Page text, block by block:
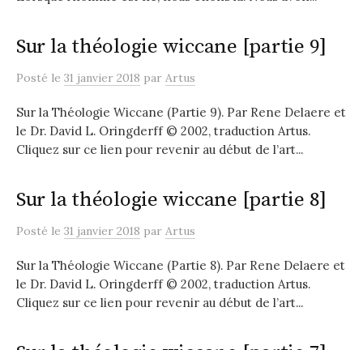
Sur la théologie wiccane [partie 9]
Posté le 31 janvier 2018 par Artus
Sur la Théologie Wiccane (Partie 9). Par Rene Delaere et
le Dr. David L. Oringderff © 2002, traduction Artus.
Cliquez sur ce lien pour revenir au début de l’art...
Sur la théologie wiccane [partie 8]
Posté le 31 janvier 2018 par Artus
Sur la Théologie Wiccane (Partie 8). Par Rene Delaere et
le Dr. David L. Oringderff © 2002, traduction Artus.
Cliquez sur ce lien pour revenir au début de l’art...